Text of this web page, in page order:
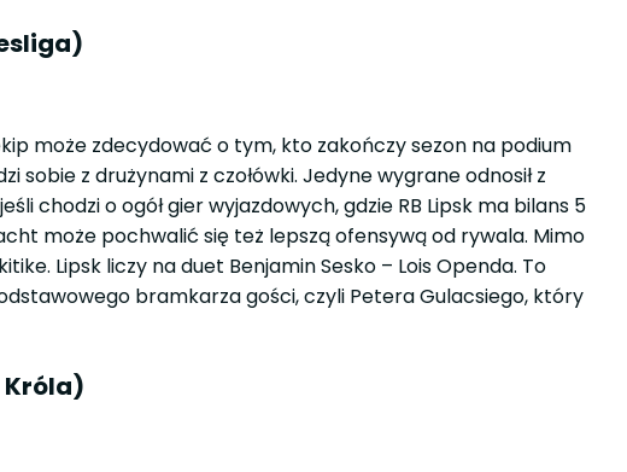
może zdecydować o tym, kto zakończy sezon na podium
z drużynami z czołówki. Jedyne wygrane odnosił z
chodzi o ogół gier wyjazdowych, gdzie RB Lipsk ma bilans 5
może pochwalić się też lepszą ofensywą od rywala. Mimo
Lipsk liczy na duet Benjamin Sesko – Lois Openda. To
bramkarza gości, czyli Petera Gulacsiego, który
Króla)